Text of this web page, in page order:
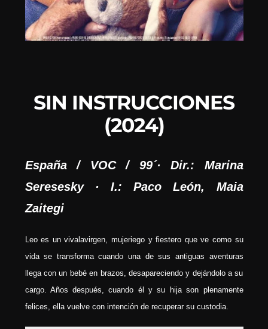
SIN INSTRUCCIONES
(2024)
España / VOC / 99´· Dir.: Marina
Seresesky · I.: Paco León, Maia
Zaitegi
Leo es un vivalavirgen, mujeriego y fiestero que ve como su
vida se transforma cuando una de sus antiguas aventuras
llega con un bebé en brazos, desapareciendo y dejándolo a su
cargo. Años después, cuando él y su hija son plenamente
felices, ella vuelve con intención de recuperar su custodia.